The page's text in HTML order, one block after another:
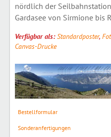
nördlich der
Gardasee von Sirmione bis
Verfügbar als:Standardposter,
Canvas-Drucke
Bestellformular
Sonderanfertigungen